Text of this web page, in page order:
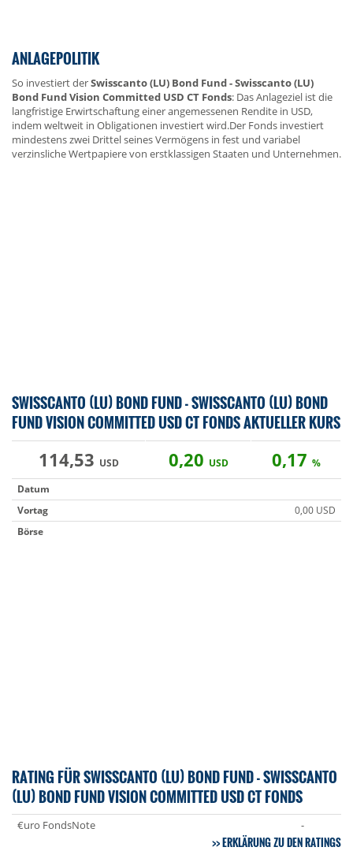
ANLAGEPOLITIK
So investiert derSwisscanto (LU) Bond Fund - Swisscanto (LU)
Bond Fund Vision Committed USD CT Fonds: Das Anlageziel ist die
langfristige Erwirtschaftung einer angemessenen Rendite in USD,
indem weltweit in Obligationen investiert wird.Der Fonds investiert
mindestens zwei Drittel seines Vermögens in fest und variabel
verzinsliche Wertpapiere von erstklassigen Staaten und Unternehmen.
SWISSCANTO (LU) BOND FUND - SWISSCANTO (LU) BOND
FUND VISION COMMITTED USD CT FONDS AKTUELLER KURS
114,53 USD 0,20 USD 0,17 %
Datum
Vortag
0,00 USD
Börse
RATING FÜR SWISSCANTO (LU) BOND FUND - SWISSCANTO
(LU) BOND FUND VISION COMMITTED USD CT FONDS
€uro FondsNote -
ERKLÄRUNG ZU DEN RATINGS